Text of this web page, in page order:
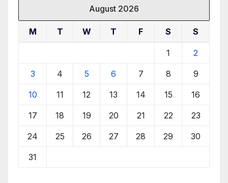
August 2026
M T W T F S S
1 2
3 4 5 6 7 8 9
10 11 12 13 14 15 16
17 18 19 20 21 22 23
24 25 26 27 28 29 30
31